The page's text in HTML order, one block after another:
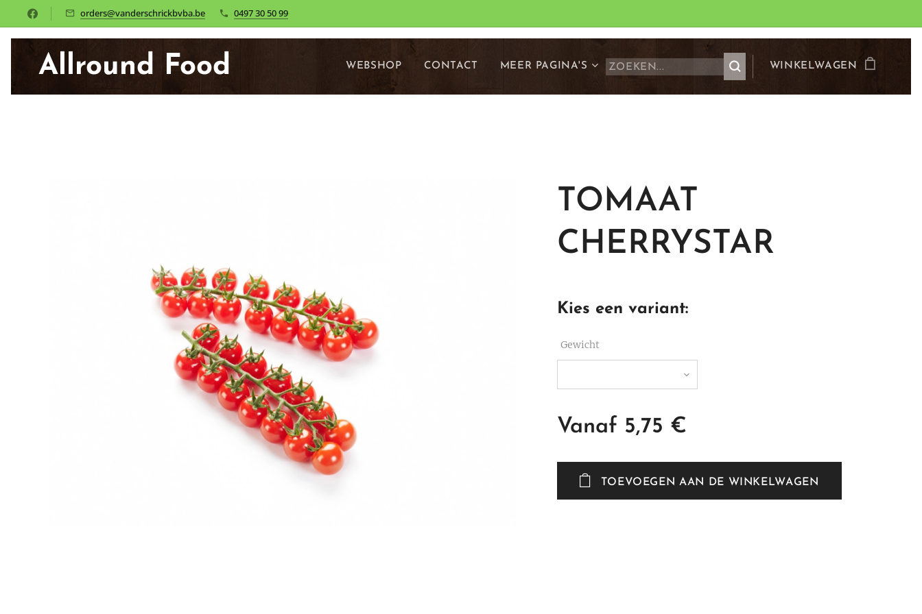
orders@vanderschrickbvba.be 0497 30 50 99
Allround Food WEBSHOP CONTACT MEER PAGINA'S WINKELWAGEN
TOMAAT
CHERRYSTAR
Kies een variant:
Gewicht
Vanaf 5,75 €
TOEVOEGEN AAN DE WINKELWAGEN